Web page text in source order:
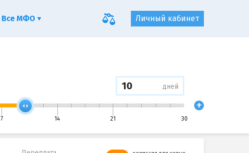
дней
7 14 21 30
+
Личный кабинет
Все МФО